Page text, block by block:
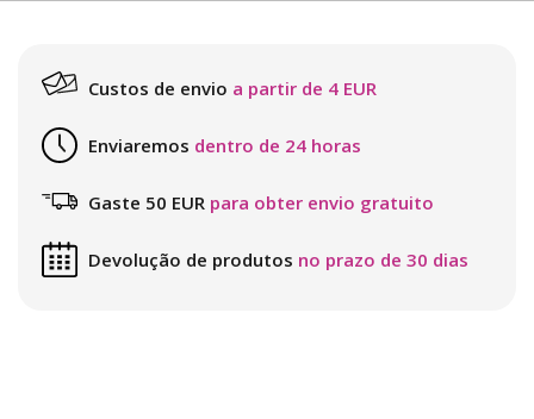
Custos de envio a partir de 4 EUR
Enviaremos dentro de 24 horas
Gaste 50 EUR para obter envio gratuito
Devolução de produtos no prazo de 30 dias